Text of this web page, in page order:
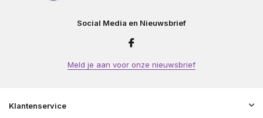
Social Media en Nieuwsbrief
Meld je aan voor onze nieuwsbrief
Klantenservice